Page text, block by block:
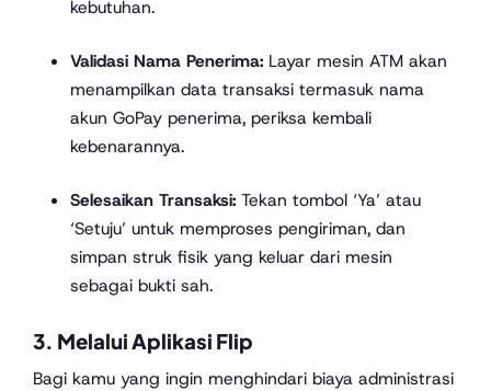
kebutuhan.
Validasi Nama Penerima:Layar mesin ATM akan
menampilkan data transaksi termasuk nama
akun GoPay penerima, periksa kembali
kebenarannya.
Selesaikan Transaksi:Tekan tombol ‘Ya’ atau
‘Setuju’ untuk memproses pengiriman, dan
simpan struk fisik yang keluar dari mesin
sebagai bukti sah.
3. Melalui Aplikasi Flip
Bagi kamu yang ingin menghindari biaya administrasi